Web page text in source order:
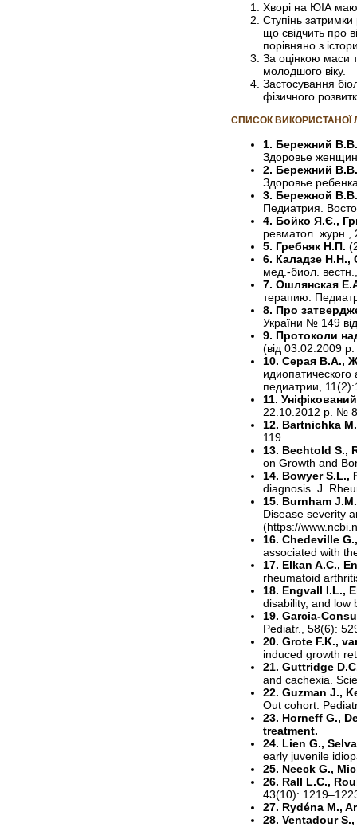
Хворі на ЮІА
Ступінь
що свідчить про
порівняно з
За оцінкою маси
молодшого віку.
Застосування
фізичного
СПИСОК ВИКОРИСТАНОЇ
1. Бережний
Здоровье
2. Бережний
Здоровье
3. Бережной
Педиатрия.
4. Бойко Я.Є.,
ревматол. журн.,
5. Гребняк Н.П.
6. Каладзе Н.Н.,
мед.-биол.
7. Ошлянская
терапию.
8. Про
України № 149
9. Протоколи
(від 03.02.2009
10. Серая В.А.,
педиатрии,
11.
22.10.2012 р. №
12. Bartnichka
119.
13. Bechtold S.,
on Growth and
14. Bowyer S.L.,
diagnosis. J.
15. Burnham
Disease severity
(https://
16. Chedeville
associated with
17. Elkan A.C.,
rheumatoid
18. Engvall I.L.,
disability, and low
19. Garcia-
Pediatr., 58(6):
20. Grote F.K.,
induced growth
21. Guttridge
and cachexia.
22. Guzman J.,
Out cohort.
23. Horneff G.,
treatment.
24. Lien G.,
early juvenile
25. Neeck G.,
26. Rall L.C.,
43(10):
27. Rydéna M.,
28. Ventadour